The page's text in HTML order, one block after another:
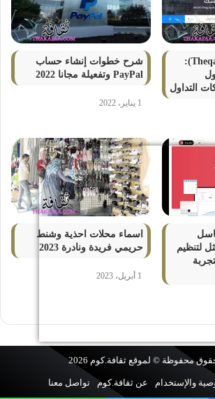
موقع ثقة (Theqa reviews):
التداول
شرح خطوات إنشاء حساب
PayPal وتفعيلة مجانا 2022
1 يناير، 2022
لتنظيم
اسماء محلات احذية وشنط
حريمي فريدة ونادرة 2023
1 أبريل، 2023
محفوظة © لموقعثقافة.كوم
والإستخدام عن ثقافة.كوم تواصل معنا